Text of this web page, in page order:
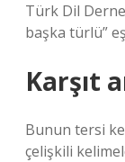
Türk Dil
başka türlü”
Karşıt
Bunun tersi
çelişkili